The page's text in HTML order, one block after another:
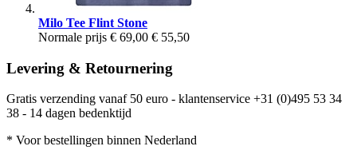
Milo Tee Flint Stone
Normale prijs € 69,00 € 55,50
Levering & Retournering
Gratis verzending vanaf 50 euro - klantenservice +31 (0)495 53 34
38 - 14 dagen bedenktijd
* Voor bestellingen binnen Nederland